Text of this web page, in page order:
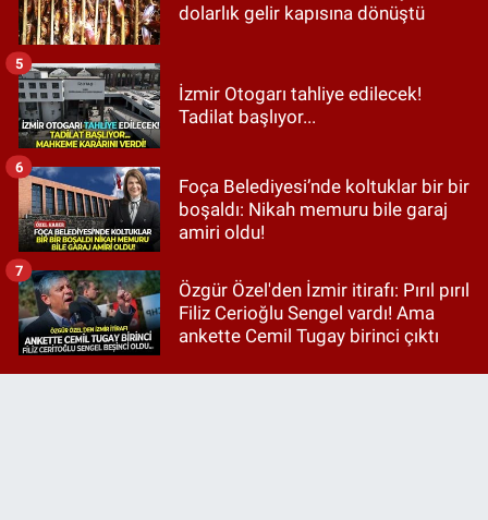
dolarlık gelir kapısına dönüştü
İzmir Otogarı tahliye edilecek!
Tadilat başlıyor...
5
Foça Belediyesi’nde koltuklar bir bir
boşaldı: Nikah memuru bile garaj
amiri oldu!
6
Özgür Özel'den İzmir itirafı: Pırıl pırıl
Filiz Cerioğlu Sengel vardı! Ama
ankette Cemil Tugay birinci çıktı
7